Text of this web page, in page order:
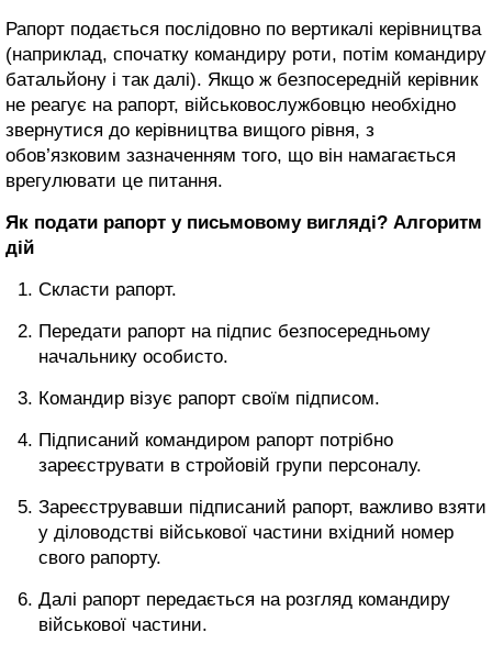
Рапорт подається послідовно по вертикалі керівництва
(наприклад, спочатку командиру роти, потім командиру
батальйону і так далі). Якщо ж безпосередній керівник
не реагує на рапорт, військовослужбовцю необхідно
звернутися до керівництва вищого рівня, з
обов’язковим зазначенням того, що він намагається
врегулювати це питання.
Як подати рапорт у письмовому вигляді? Алгоритм
дій
Скласти рапорт.
Передати рапорт на підпис безпосередньому
начальнику особисто.
Командир візує рапорт своїм підписом.
Підписаний командиром рапорт потрібно
зареєструвати в стройовій групи персоналу.
Зареєструвавши підписаний рапорт, важливо взяти
у діловодстві військової частини вхідний номер
свого рапорту.
Далі рапорт передається на розгляд командиру
військової частини.